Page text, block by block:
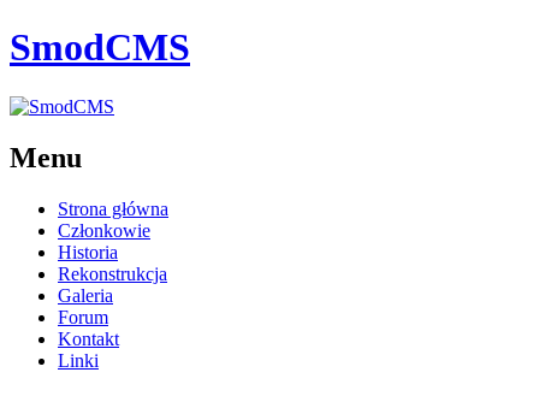
SmodCMS
Menu
Strona główna
Członkowie
Historia
Rekonstrukcja
Galeria
Forum
Kontakt
Linki